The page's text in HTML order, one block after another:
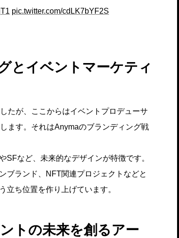
pic.twitter.com/cdLK7bYF2S
とイベントマーケティ
たが、ここからはイベントプロデューサ
ます。それはAnymaのブランディング戦
SFなど、未来的なデザインが特徴です。
ブランド、NFT関連プロジェクトなどと
立ち位置を作り上げています。
トの未来を創るアー